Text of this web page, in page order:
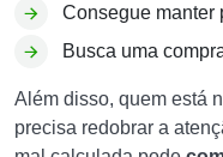
Consegue manter
Busca uma
Além disso, quem está
precisa redobrar a